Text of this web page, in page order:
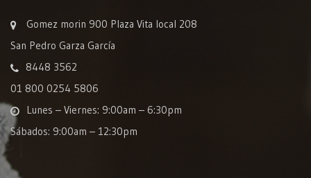
Gomez morin 900 Plaza Vita local 208
San Pedro Garza García
8448 3562
01 800 0254 5806
Lunes – Viernes: 9:00am – 6:30pm
Sábados: 9:00am – 12:30pm